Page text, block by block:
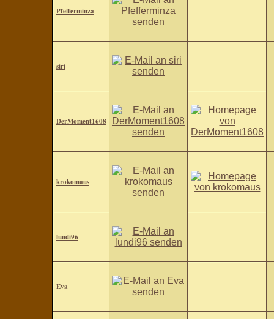
Pfefferminza
siri
DerMoment1608
krokomaus
lundi96
Eva